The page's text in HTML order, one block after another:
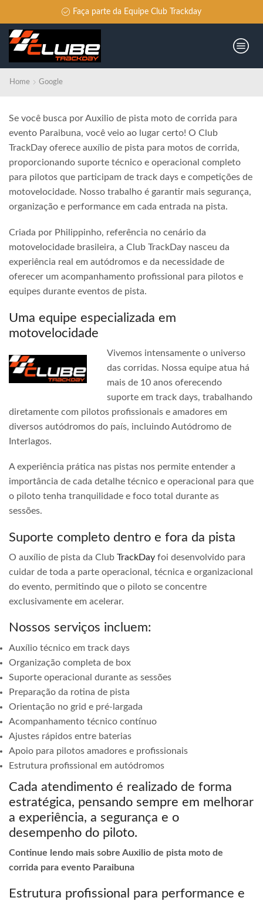
Faça parte da Equipe Club Trackday
Home Google
Se você busca por Auxilio de pista moto de corrida para
evento Paraibuna, você veio ao lugar certo! O Club
TrackDay oferece auxílio de pista para motos de corrida,
proporcionando suporte técnico e operacional completo
para pilotos que participam de track days e competições de
motovelocidade. Nosso trabalho é garantir mais segurança,
organização e performance em cada entrada na pista.
Criada por Philippinho, referência no cenário da
motovelocidade brasileira, a Club TrackDay nasceu da
experiência real em autódromos e da necessidade de
oferecer um acompanhamento profissional para pilotos e
equipes durante eventos de pista.
Uma equipe especializada em
motovelocidade
Vivemos intensamente o universo
das corridas. Nossa equipe atua há
mais de 10 anos oferecendo
suporte em track days, trabalhando
diretamente com pilotos profissionais e amadores em
diversos autódromos do país, incluindo Autódromo de
Interlagos.
A experiência prática nas pistas nos permite entender a
importância de cada detalhe técnico e operacional para que
o piloto tenha tranquilidade e foco total durante as
sessões.
Suporte completo dentro e fora da pista
O auxílio de pista da Club TrackDay foi desenvolvido para
cuidar de toda a parte operacional, técnica e organizacional
do evento, permitindo que o piloto se concentre
exclusivamente em acelerar.
Nossos serviços incluem:
Auxílio técnico em track days
Organização completa de box
Suporte operacional durante as sessões
Preparação da rotina de pista
Orientação no grid e pré-largada
Acompanhamento técnico contínuo
Ajustes rápidos entre baterias
Apoio para pilotos amadores e profissionais
Estrutura profissional em autódromos
Cada atendimento é realizado de forma
estratégica, pensando sempre em melhorar
a experiência, a segurança e o
desempenho do piloto.
Continue lendo mais sobre Auxilio de pista moto de
corrida para evento Paraibuna
Estrutura profissional para performance e